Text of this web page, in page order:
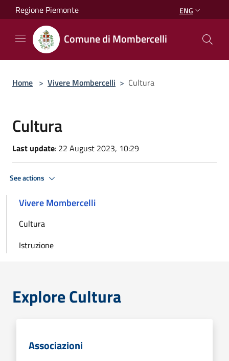
Salta al contenuto principale
Regione Piemonte ENG
Comune di Mombercelli
Home > Vivere Mombercelli > Cultura
Cultura
Last update: 22 August 2023, 10:29
See actions
Vivere Mombercelli
Cultura
Istruzione
Explore Cultura
Associazioni